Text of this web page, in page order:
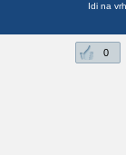
Idi na vrh
0